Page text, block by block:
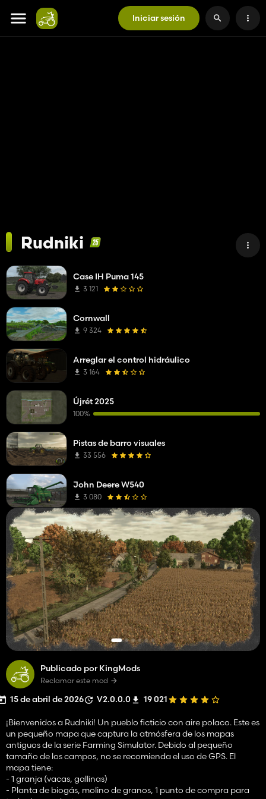
Iniciar sesión
Rudniki
Publicado por KingMods
Reclamar este mod
15 de abril de 2026 V2.0.0.0 19 021
¡Bienvenidos a Rudniki! Un pueblo ficticio con aire polaco. Este es
un pequeño mapa que captura la atmósfera de los mapas
antiguos de la serie Farming Simulator. Debido al pequeño
tamaño de los campos, no se recomienda el uso de GPS. El
mapa tiene:
- 1 granja (vacas, gallinas)
- Planta de biogás, molino de granos, 1 punto de compra para
Case IH Puma 145
3 121
Cornwall
9 324
Arreglar el control hidráulico
3 164
Újrét 2025
100%
Pistas de barro visuales
33 556
John Deere W540
3 080